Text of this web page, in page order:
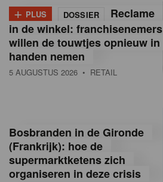
+ PLUS DOSSIER
Reclame
in de winkel: franchisenemers
willen de touwtjes opnieuw in
handen nemen
5 AUGUSTUS 2026 • RETAIL
Bosbranden in de Gironde
(Frankrijk): hoe de
supermarktketens zich
organiseren in deze crisis